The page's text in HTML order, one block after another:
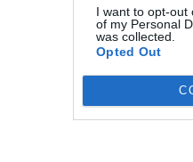
I want to opt-out
of my Personal
was collected.
Opted Out